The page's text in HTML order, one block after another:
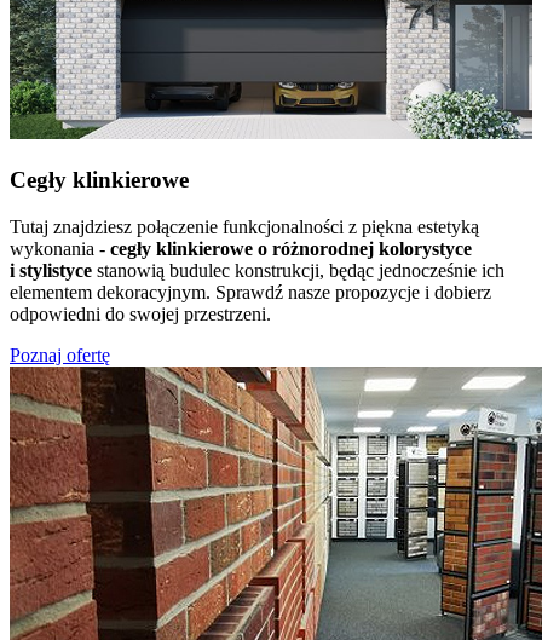
Cegły klinkierowe
Tutaj znajdziesz połączenie funkcjonalności z piękna estetyką
wykonania - cegły klinkierowe o różnorodnej kolorystyce
i stylistyce stanowią budulec konstrukcji, będąc jednocześnie ich
elementem dekoracyjnym. Sprawdź nasze propozycje i dobierz
odpowiedni do swojej przestrzeni.
Poznaj ofertę